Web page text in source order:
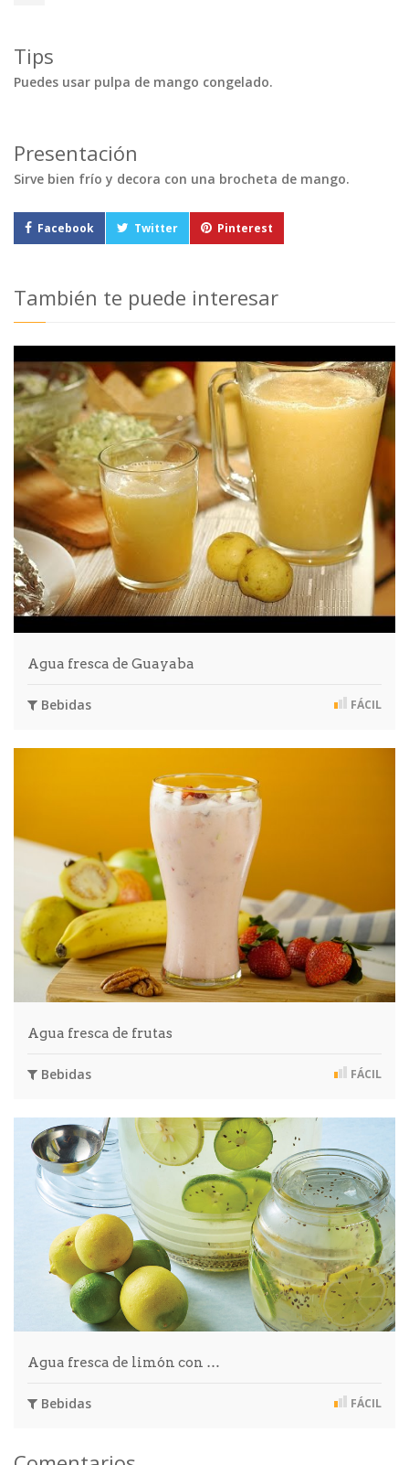
Tips
Puedes usar pulpa de mango congelado.
Presentación
Sirve bien frío y decora con una brocheta de mango.
Facebook Twitter Pinterest
También te puede interesar
Agua fresca de Guayaba
Bebidas FÁCIL
Agua fresca de frutas
Bebidas FÁCIL
Agua fresca de limón con …
Bebidas FÁCIL